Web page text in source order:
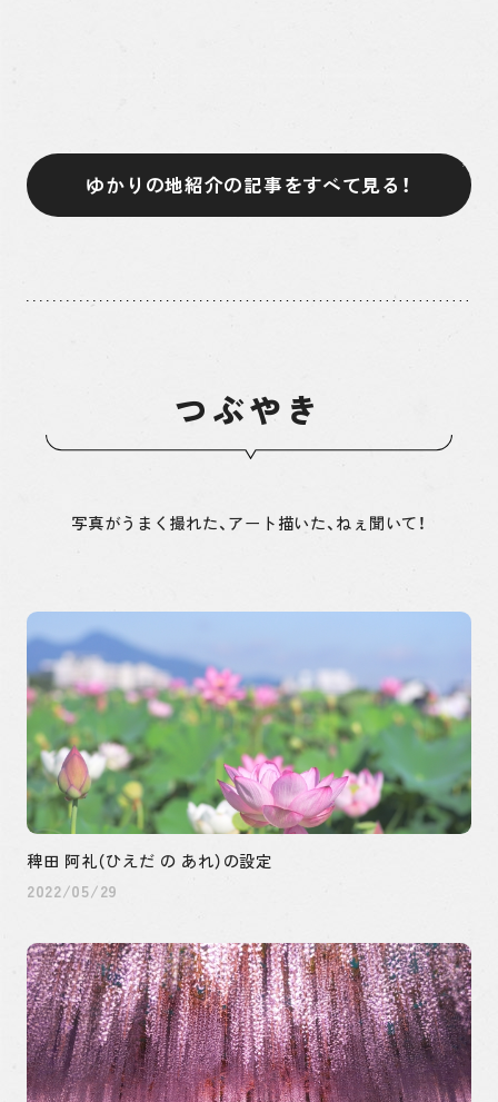
ゆかりの地紹介の記事をすべて見る！
つぶやき
写真がうまく撮れた、アート描いた、ねぇ聞いて！
稗田 阿礼（ひえだ の あれ）の設定
2022/05/29